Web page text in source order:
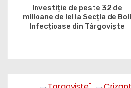
Investiție de peste 32 de
milioane de lei la Secția de Boli
Infecțioase din Târgoviște